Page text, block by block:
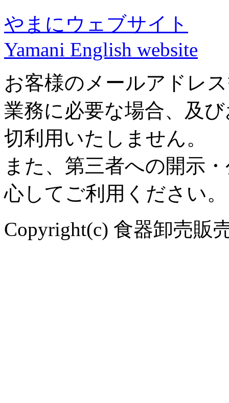
やまにウェブサイト
Yamani English website
お客様のメールアドレ
業務に必要な場合、及
切利用いたしません。
また、第三者への開示
心してご利用ください。
Copyright(c) 食器卸売販